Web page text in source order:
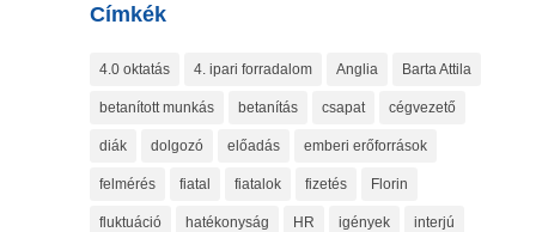
Címkék
4.0 oktatás 4. ipari forradalom Anglia Barta Attila
betanított munkás betanítás csapat cégvezető
diák dolgozó előadás emberi erőforrások
felmérés fiatal fiatalok fizetés Florin
fluktuáció hatékonyság HR igények interjú